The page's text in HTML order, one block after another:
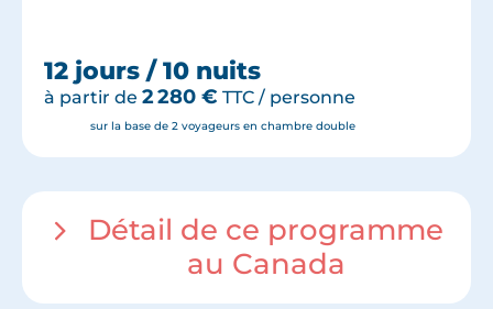
12 jours / 10 nuits
à partir de 2 280 € TTC / personne
sur la base de 2 voyageurs en chambre double
Détail de ce programme
au Canada